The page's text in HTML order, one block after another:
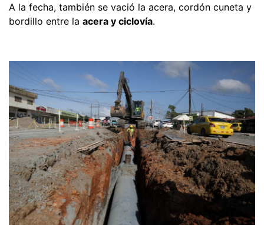
A la fecha, también se vació la acera, cordón cuneta y
bordillo entre la acera y ciclovía.